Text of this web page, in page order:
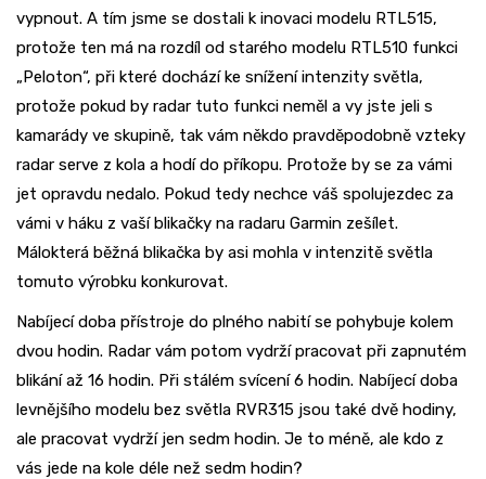
vypnout. A tím jsme se dostali k inovaci modelu RTL515,
protože ten má na rozdíl od starého modelu RTL510 funkci
„Peloton“, při které dochází ke snížení intenzity světla,
protože pokud by radar tuto funkci neměl a vy jste jeli s
kamarády ve skupině, tak vám někdo pravděpodobně vzteky
radar serve z kola a hodí do příkopu. Protože by se za vámi
jet opravdu nedalo. Pokud tedy nechce váš spolujezdec za
vámi v háku z vaší blikačky na radaru Garmin zešílet.
Málokterá běžná blikačka by asi mohla v intenzitě světla
tomuto výrobku konkurovat.
Nabíjecí doba přístroje do plného nabití se pohybuje kolem
dvou hodin. Radar vám potom vydrží pracovat při zapnutém
blikání až 16 hodin. Při stálém svícení 6 hodin. Nabíjecí doba
levnějšího modelu bez světla RVR315 jsou také dvě hodiny,
ale pracovat vydrží jen sedm hodin. Je to méně, ale kdo z
vás jede na kole déle než sedm hodin?